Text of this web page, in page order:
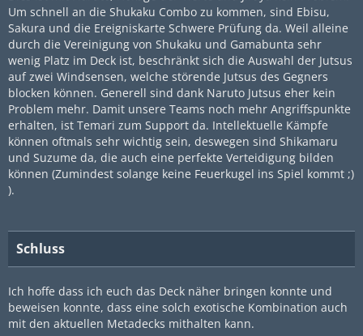
Um schnell an die Shukaku Combo zu kommen, sind Ebisu,
Sakura und die Ereigniskarte Schwere Prüfung da. Weil alleine
durch die Vereinigung von Shukaku und Gamabunta sehr
wenig Platz im Deck ist, beschränkt sich die Auswahl der Jutsus
auf zwei Windsensen, welche störende Jutsus des Gegners
blocken können. Generell sind dank Naruto Jutsus eher kein
Problem mehr. Damit unsere Teams noch mehr Angriffspunkte
erhalten, ist Temari zum Support da. Intellektuelle Kämpfe
können oftmals sehr wichtig sein, deswegen sind Shikamaru
und Suzume da, die auch eine perfekte Verteidigung bilden
können (Zumindest solange keine Feuerkugel ins Spiel kommt ;)
).
Schluss
Ich hoffe dass ich euch das Deck näher bringen konnte und
beweisen konnte, dass eine solch exotische Kombination auch
mit den aktuellen Metadecks mithalten kann.